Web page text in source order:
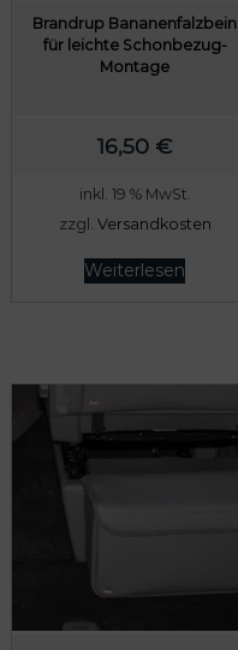
Brandrup Bananenfalzbein
für leichte Schonbezug-
Montage
16,50 €
inkl. 19 % MwSt.
zzgl. Versandkosten
Weiterlesen